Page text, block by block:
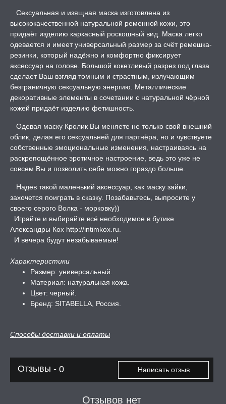
ПРИКОЛЫ,
УПАКОВКА
ЧАШИ И
ДЛЯ СЕКСА
КАРТА
-50%, ТОВАР ЗА
ОБРАЗ
БОНДАЖ
Сексуальная и изящная маска изготовлена из
высококачественной натуральной ременной кожи, это
придаёт изделию каркасный роскошный вид. Маска легко
одевается и имеет универсальный размер за счёт ремешка-
резинки, который надёжно и комфортно фиксирует
аксессуар на голове. Большой кокетливый разрез под глаза
сделает Ваш взгляд томным и страстным, излучающим
безграничную сексуальную энергию. Металлические
декоративные элементы в сочетании с натуральной чёрной
кожей придаёт изделию фетишность.
Одевая маску Кролик Вы меняете не только свой внешний
облик, делая его сексуальней для партнёра, но и чувствуете
собственные эмоциональные изменения, настраиваясь на
раскрепощённое эротичное настроение, ведь это уже не
совсем Вы и позволить себе можно гораздо больше.
Надев такой маленький аксессуар, как маску зайки,
захочется поиграть в сказку. Позабавьтесь, выпросите у
своего серого Волка - морковку))
Играйте и выбирайте всё необходимое в бутике
Александры Кох http://intimkox.ru
И вечера будут незабываемые!
Характеристики
Размер: универсальный.
Материал: натуральная кожа.
Цвет: черный.
Бренд: SITABELLA, Россия.
Способы доставки и оплаты
Отзывы - 0 Написать отзыв
Отзывов нет